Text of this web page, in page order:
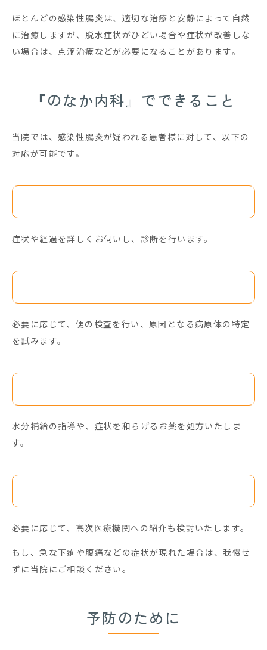
ほとんどの感染性腸炎は、適切な治療と安静によって自然
に治癒しますが、脱水症状がひどい場合や症状が改善しな
い場合は、点滴治療などが必要になることがあります。
『のなか内科』でできること
当院では、感染性腸炎が疑われる患者様に対して、以下の
対応が可能です。
症状や経過を詳しくお伺いし、診断を行います。
必要に応じて、便の検査を行い、原因となる病原体の特定
を試みます。
水分補給の指導や、症状を和らげるお薬を処方いたしま
す。
必要に応じて、高次医療機関への紹介も検討いたします。
もし、急な下痢や腹痛などの症状が現れた場合は、我慢せ
ずに当院にご相談ください。
予防のために